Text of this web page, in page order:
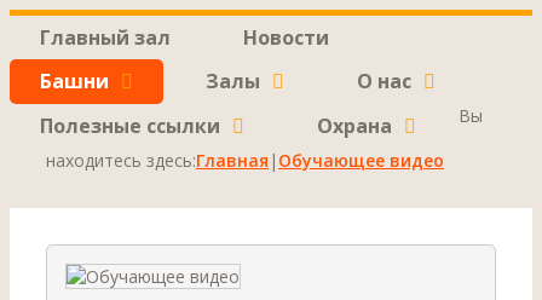
Главный зал
Новости
Башни
Залы
О нас
Полезные ссылки
Охрана
Вы
находитесь здесь:Главная | Обучающее видео